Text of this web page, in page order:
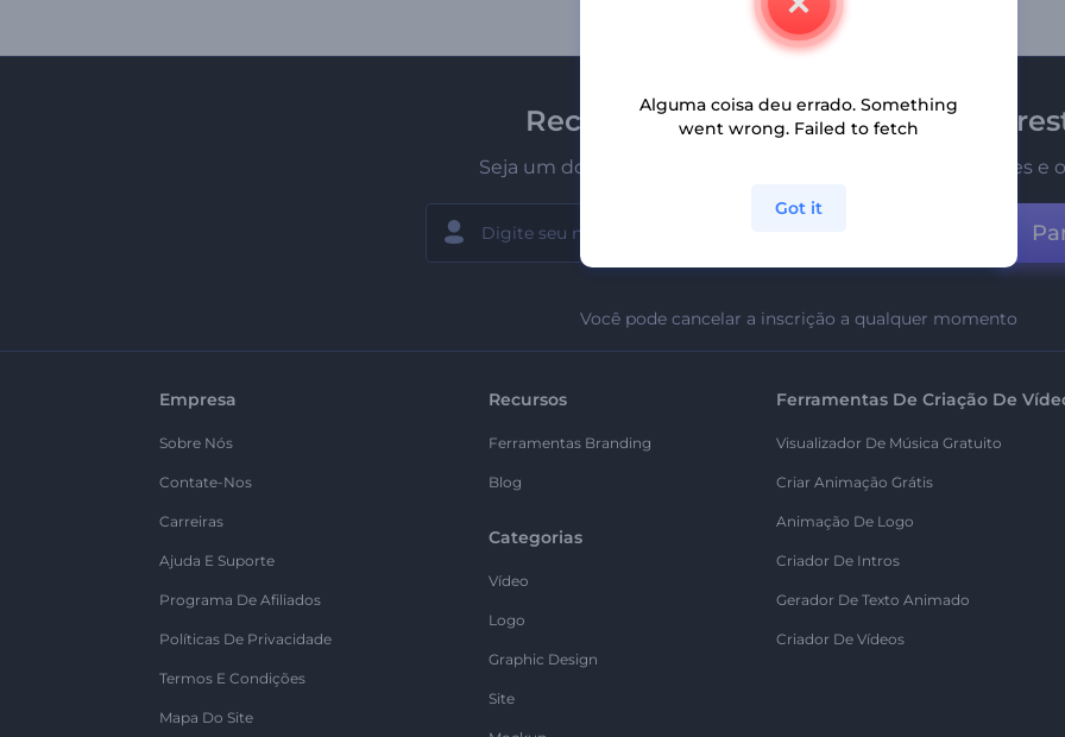
Receba a newsletter da
Seja um dos primeiros a receber nossas últimas novidades e
Você pode cancelar a inscrição a qualquer momento
Empresa
Sobre Nós
Contate-Nos
Carreiras
Ajuda E Suporte
Programa De Afiliados
Políticas De Privacidade
Termos E Condições
Mapa Do Site
Recursos
Ferramentas Branding
Blog
Categorias
Vídeo
Logo
Graphic Design
Site
Ferramentas De Criação De
Visualizador De Música Gratuito
Criar Animação Grátis
Animação De Logo
Criador De Intros
Gerador De Texto Animado
Criador De Vídeos
Alguma coisa deu errado. Something
went wrong. Failed to fetch
Got it